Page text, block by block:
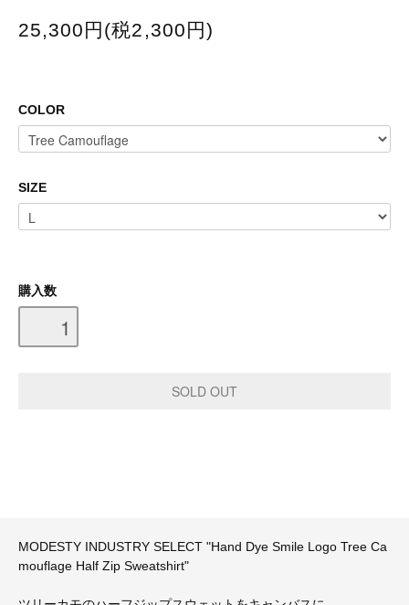
25,300円(税2,300円)
COLOR
SIZE
購入数
MODESTY INDUSTRY SELECT "Hand Dye Smile Logo Tree Ca
mouflage Half Zip Sweatshirt"